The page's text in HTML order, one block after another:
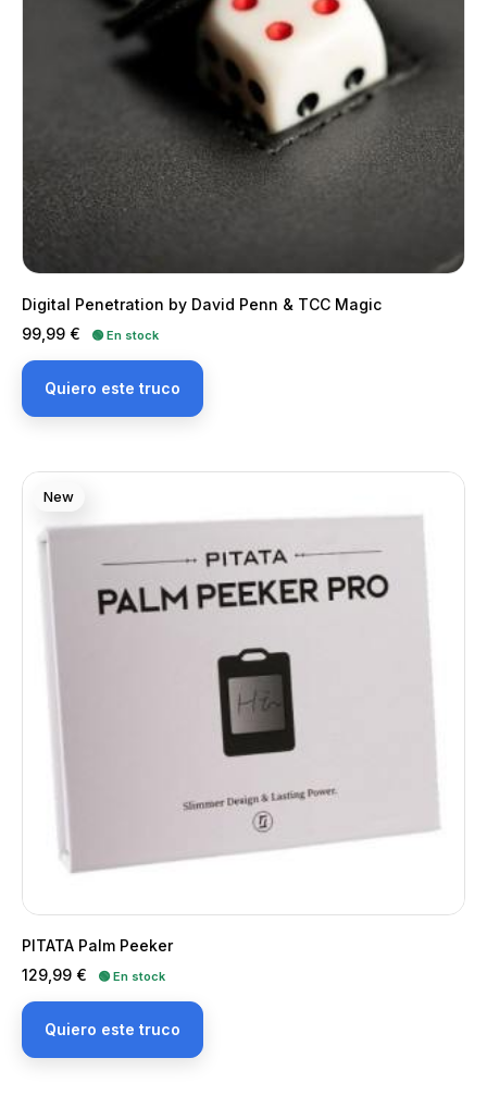
Digital Penetration by David Penn & TCC Magic
Precio
99,99 € 🟢 En stock
Quiero este truco
PITATA Palm Peeker
Precio
129,99 € 🟢 En stock
Quiero este truco
New